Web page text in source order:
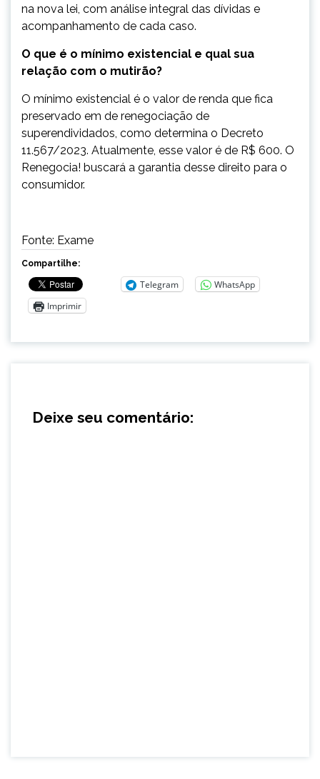
na nova lei, com análise integral das dívidas e
acompanhamento de cada caso.
O que é o mínimo existencial e qual sua
relação com o mutirão?
O mínimo existencial é o valor de renda que fica
preservado em de renegociação de
superendividados, como determina o Decreto
11.567/2023. Atualmente, esse valor é de R$ 600. O
Renegocia! buscará a garantia desse direito para o
consumidor.
Fonte: Exame
Compartilhe:
Telegram
WhatsApp
Imprimir
Deixe seu comentário: